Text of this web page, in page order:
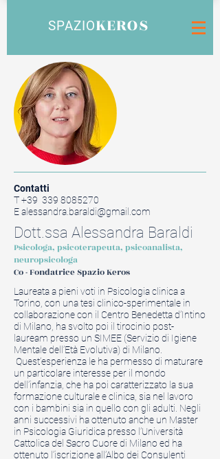
SPAZIOKEROS
Contatti
T +39 339 8085270
Ealessandra.baraldi@gmail.com
Dott.ssa Alessandra Baraldi
Psicologa, psicoterapeuta, psicoanalista,
neuropsicologa
Co - Fondatrice Spazio Keros
Laureata a pieni voti in Psicologia clinica a
Torino, con una tesi clinico-sperimentale in
collaborazione con il Centro Benedetta d’Intino
di Milano, ha svolto poi il tirocinio post-
lauream presso un SIMEE (Servizio di Igiene
Mentale dell’Età Evolutiva) di Milano.
Quest’esperienza le ha permesso di maturare
un particolare interesse per il mondo
dell’infanzia, che ha poi caratterizzato la sua
formazione culturale e clinica, sia nel lavoro
con i bambini sia in quello con gli adulti. Negli
anni successivi ha ottenuto anche un Master
in Psicologia Giuridica presso l’Università
Cattolica del Sacro Cuore di Milano ed ha
ottenuto l’iscrizione all’Albo dei Consulenti